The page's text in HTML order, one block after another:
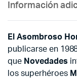
Información
El Asombroso
publicarse en
que Novedades
los superhéroes